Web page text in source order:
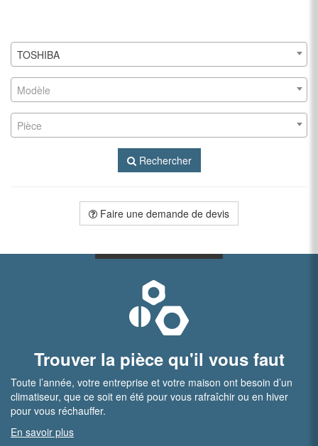
TOSHIBA
Modèle
Pièce
Rechercher
Faire une demande de devis
Trouver la pièce qu'il vous faut
Toute l’année, votre entreprise et votre maison ont besoin d’un
climatiseur, que ce soit en été pour vous rafraîchir ou en hiver
pour vous réchauffer.
En savoir plus